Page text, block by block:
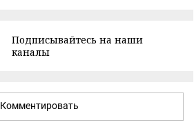
Подписывайтесь на наши
каналы
Комментировать